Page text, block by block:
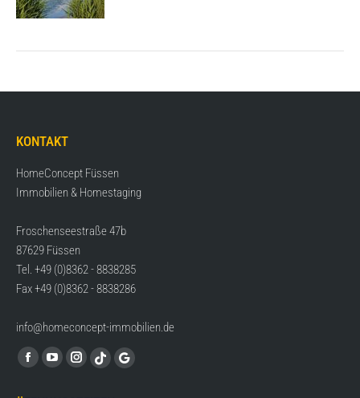
KONTAKT
HomeConcept Füssen
Immobilien & Homestaging
Froschenseestraße 47b
87629 Füssen
Tel. +49 (0)8362 - 8838285
Fax +49 (0)8362 - 8838286
info@homeconcept-immobilien.de
Find us on:
FacebookYouTubeInstagram
TikTokGoogle